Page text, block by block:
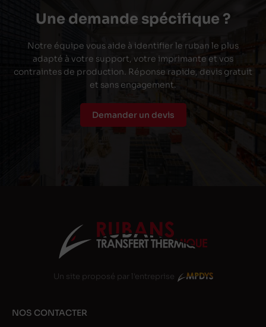
Une demande spécifique ?
Notre équipe vous aide à identifier le ruban le plus
adapté à votre support, votre imprimante et vos
contraintes de production. Réponse rapide, devis gratuit
et sans engagement.
Demander un devis
Un site proposé par l'entreprise
NOS CONTACTER